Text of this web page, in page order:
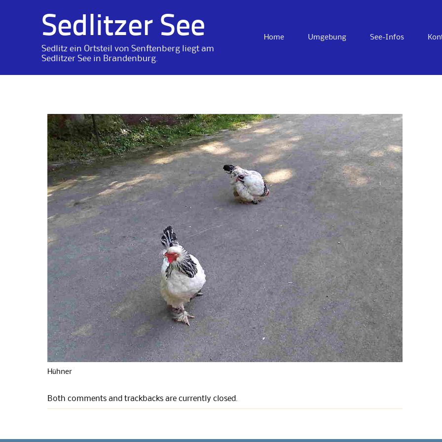
Sedlitzer See
Sedlitz ein Ortsteil von Senftenberg liegt am
Sedlitzer See in Brandenburg.
Home Umgebung See-Infos
Hühner
Both comments and trackbacks are currently closed.